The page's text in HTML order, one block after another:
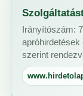
Irányítószám:
apróhirdetések
szerint